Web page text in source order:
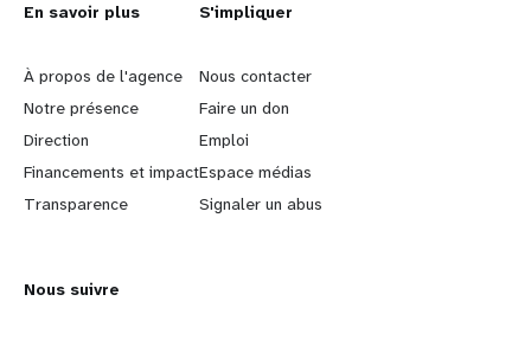
L
e
a
r
n
o
En savoir plus
À propos de l'agence
Notre présence
Direction
Financements et impact
Transparence
G
o
b
e
y
S'impliquer
Nous contacter
Faire un don
Emploi
Espace médias
Signaler un abus
Nous suivre